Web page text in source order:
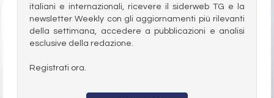
italiani e internazionali, ricevere il siderweb TG e la
newsletter Weekly con gli aggiornamenti più rilevanti
della settimana, accedere a pubblicazioni e analisi
esclusive della redazione.
Registrati ora.